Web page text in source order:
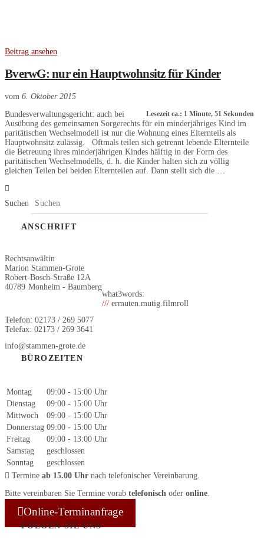
Beitrag ansehen
BverwG: nur ein Hauptwohnsitz für Kinder
vom 6. Oktober 2015
Lesezeit ca.: 1 Minute, 51 Sekunden
Bundesverwaltungsgericht: auch bei
Ausübung des gemeinsamen Sorgerechts für ein minderjähriges Kind im
paritätischen Wechselmodell ist nur die Wohnung eines Elternteils als
Hauptwohnsitz zulässig. Oftmals teilen sich getrennt lebende Elternteile
die Betreuung ihres minderjährigen Kindes hälftig in der Form des
paritätischen Wechselmodells, d. h. die Kinder halten sich zu völlig
gleichen Teilen bei beiden Elternteilen auf. Dann stellt sich die …
Suchen
ANSCHRIFT
Rechtsanwältin
Marion Stammen-Grote
Robert-Bosch-Straße 12A
40789 Monheim - Baumberg
what3words:
/// ermuten.mutig.filmroll
Telefon: 02173 / 269 5077
Telefax: 02173 / 269 3641
info@stammen-grote.de
BÜROZEITEN
Montag
09:00 - 15:00 Uhr
Dienstag
09:00 - 15:00 Uhr
Mittwoch
09:00 - 15:00 Uhr
Donnerstag 09:00 - 15:00 Uhr
Freitag
09:00 - 13:00 Uhr
Samstag
geschlossen
Sonntag
geschlossen
Termine ab 15.00 Uhr nach telefonischer Vereinbarung.
Bitte vereinbaren Sie Termine vorab telefonisch oder online.
Online-Terminanfrage
FOLGEN SIE UNS